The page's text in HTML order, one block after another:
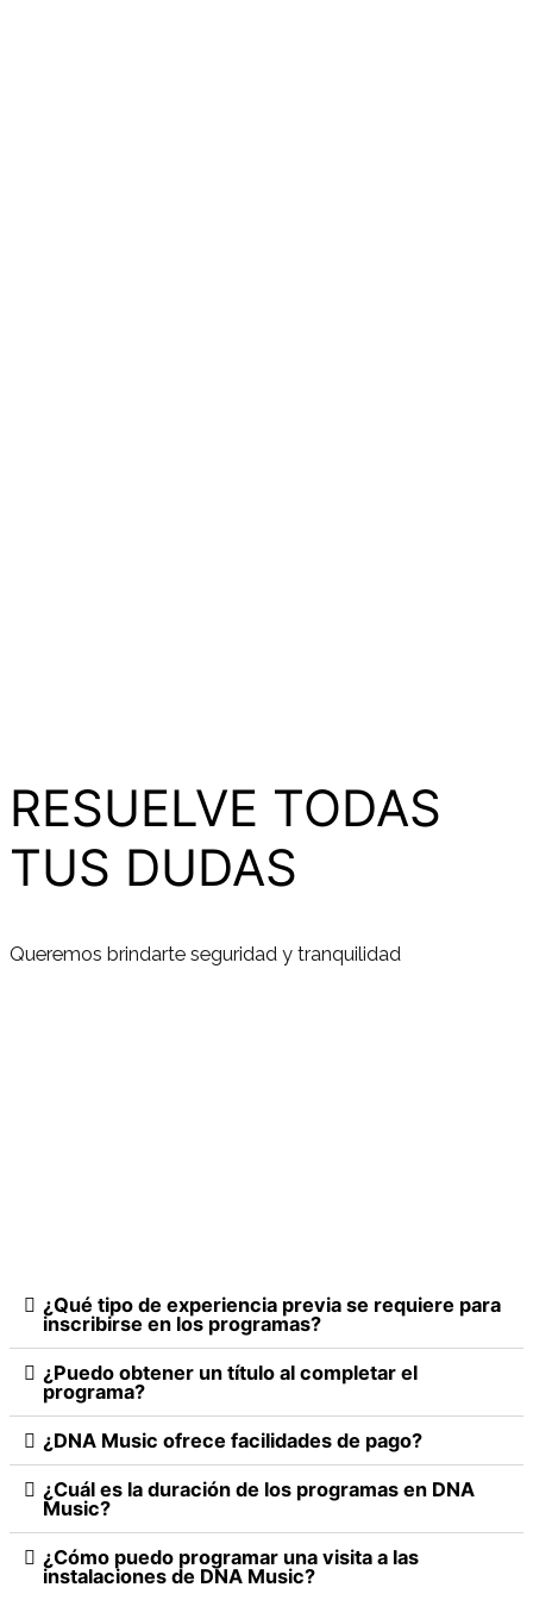
RESUELVE TODAS
TUS DUDAS
Queremos brindarte seguridad y tranquilidad
¿Qué tipo de experiencia previa se requiere para
inscribirse en los programas?
¿Puedo obtener un título al completar el
programa?
¿DNA Music ofrece facilidades de pago?
¿Cuál es la duración de los programas en DNA
Music?
¿Cómo puedo programar una visita a las
instalaciones de DNA Music?